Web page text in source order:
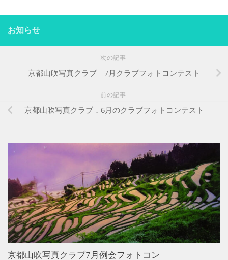
お知らせ
次の記事
京都山吹写真クラブ 7月クラブフォトコンテスト
前の記事
京都山吹写真クラブ．6月のクラブフォトコンテスト
京都山吹写真クラブ7月例会フォトコン